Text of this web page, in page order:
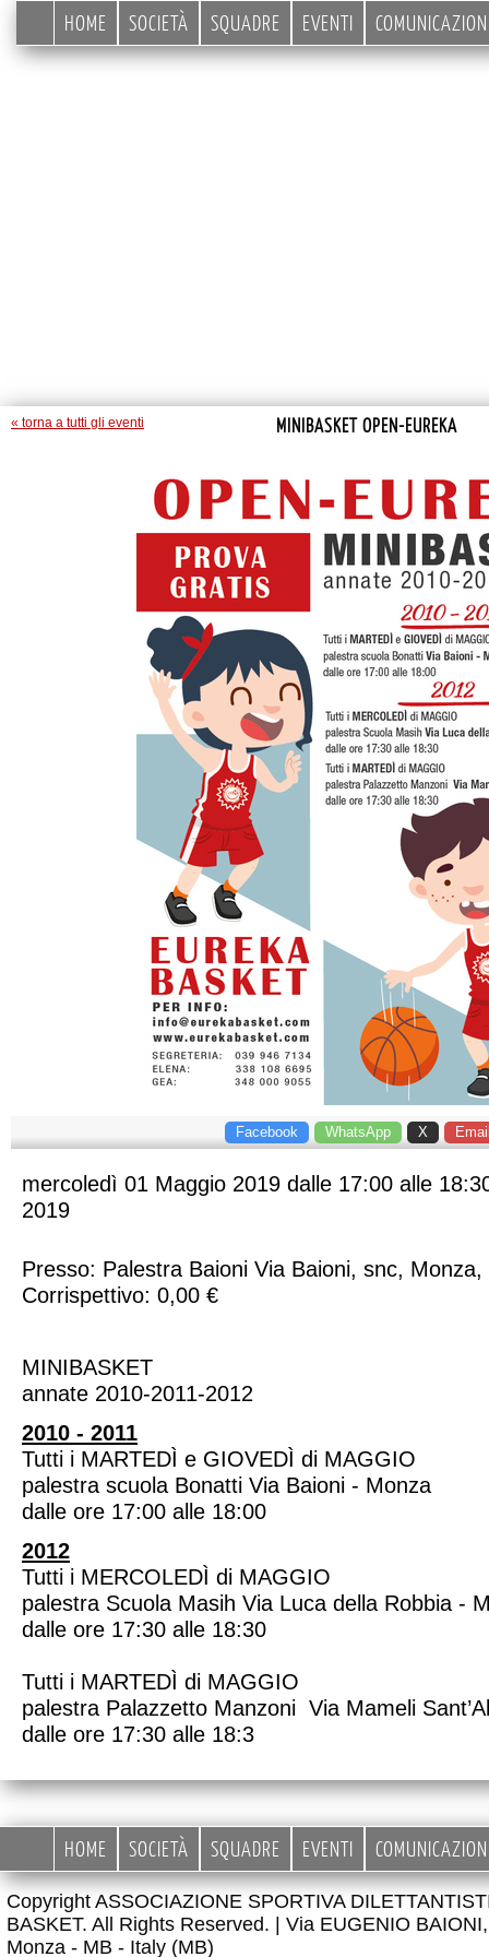
HOME SOCIETÀ SQUADRE EVENTI
« torna a tutti gli eventi MINIBASKET OPEN-EUREKA
Facebook WhatsApp X
mercoledì 01 Maggio 2019 dalle 17:00 alle
2019
Presso: ​ Palestra Baioni Via Baioni, snc, Monza,
Corrispettivo: 0,00 €
MINIBASKET
annate 2010-2011-2012
2010 - 2011
Tutti i MARTEDÌ e GIOVEDÌ di MAGGIO
palestra scuola Bonatti Via Baioni - Monza
dalle ore 17:00 alle 18:00
2012
Tutti i MERCOLEDÌ di MAGGIO
palestra Scuola Masih Via Luca della Robbia -
dalle ore 17:30 alle 18:30
Tutti i MARTEDÌ di MAGGIO
palestra Palazzetto Manzoni Via Mameli
dalle ore 17:30 alle 18:3
HOME SOCIETÀ SQUADRE EVENTI
Copyright ASSOCIAZIONE SPORTIVA
BASKET. All Rights Reserved. | Via EUGENIO
Monza - MB - Italy (MB)